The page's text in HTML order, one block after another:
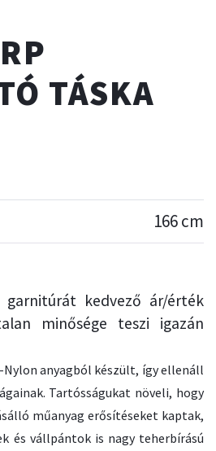
TÁSKA
166 cm
garnitúrát kedvező ár/érték
minősége teszi igazán
Nylon anyagból készült, így ellenáll
Tartósságukat növeli, hogy
műanyag erősítéseket kaptak,
és vállpántok is nagy teherbírású